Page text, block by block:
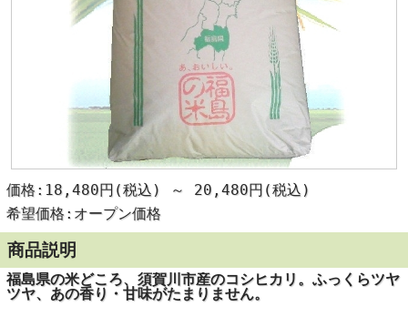
価格:18,480円(税込) ～
20,480円(税込)
希望価格:オープン価格
商品説明
福島県の米どころ、須賀川市産のコシヒカリ。ふっくらツヤ
ツヤ、あの香り・甘味がたまりません。